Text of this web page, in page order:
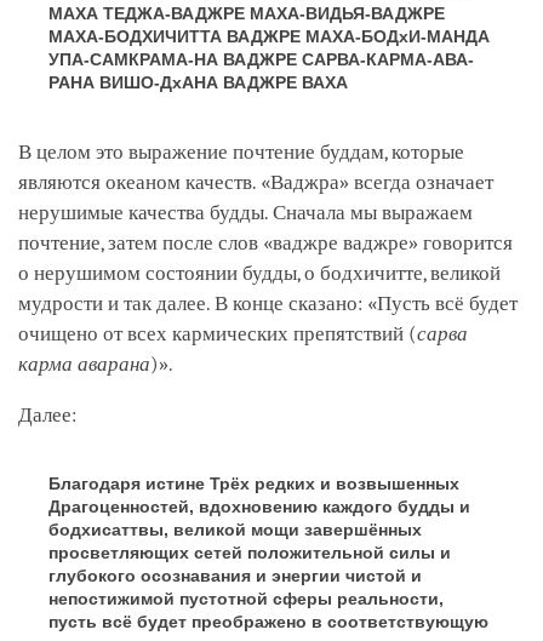
МАХА ТЕДЖА-ВАДЖРЕ МАХА-ВИДЬЯ-ВАДЖРЕ
МАХА-БОДХИЧИТТА ВАДЖРЕ МАХА-БОДхИ-МАНДА
УПА-САМКРАМА-НА ВАДЖРЕ САРВА-КАРМА-АВА-
РАНА ВИШО-ДхАНА ВАДЖРЕ ВАХА
В целом это выражение почтение буддам, которые
являются океаном качеств. «Ваджра» всегда означает
нерушимые качества будды. Сначала мы выражаем
почтение, затем после слов «ваджре ваджре» говорится
о нерушимом состоянии будды, о бодхичитте, великой
мудрости и так далее. В конце сказано: «Пусть всё будет
очищено от всех кармических препятствий (сарва
карма аварана)».
Далее:
Благодаря истине Трёх редких и возвышенных
Драгоценностей, вдохновению каждого будды и
бодхисаттвы, великой мощи завершённых
просветляющих сетей положительной силы и
глубокого осознавания и энергии чистой и
непостижимой пустотной сферы реальности,
пусть всё будет преображено в соответствующую